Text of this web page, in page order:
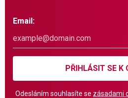
Email:
PŘIHLÁSIT SE K
Odesláním souhlasíte se zásadami